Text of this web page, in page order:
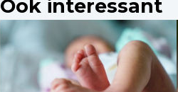
Ook interessant